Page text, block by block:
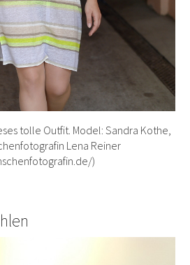
tolle Outfit. Model: Sandra Kothe,
Lena Reiner
)